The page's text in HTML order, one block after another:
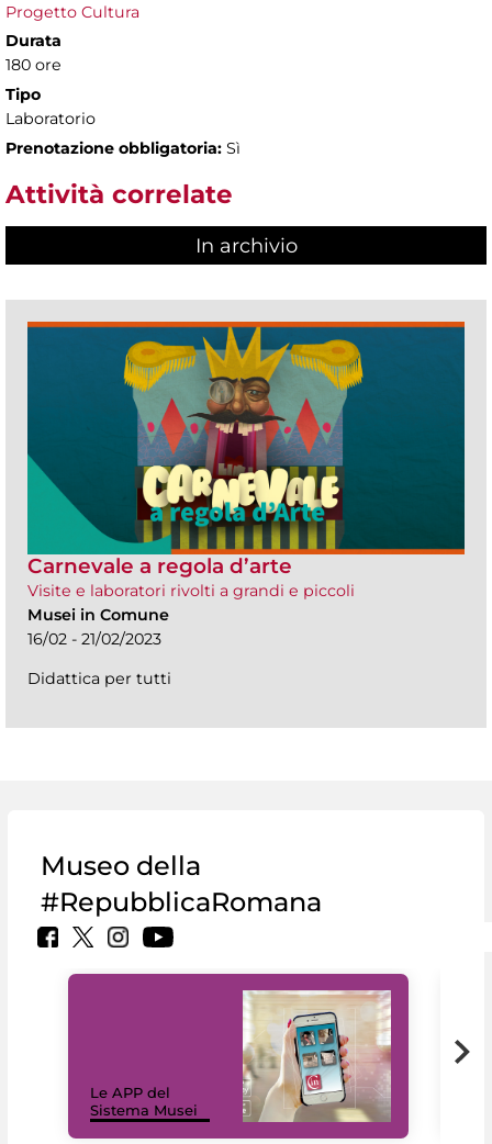
Progetto Cultura
Durata
180 ore
Tipo
Laboratorio
Prenotazione obbligatoria: Sì
Attività correlate
In archivio
Carnevale a regola d’arte
Visite e laboratori rivolti a grandi e piccoli
Musei in Comune
16/02 - 21/02/2023
Didattica per tutti
Museo della
#RepubblicaRomana
Le APP del
Sistema Musei